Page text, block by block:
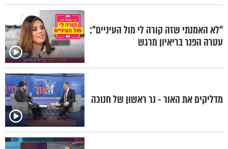
"לא האמנתי שזה קורה לי מול העיניים":
עטרה הפנר בריאיון מרגש
מדליקים את האור - נר ראשון של חנוכה